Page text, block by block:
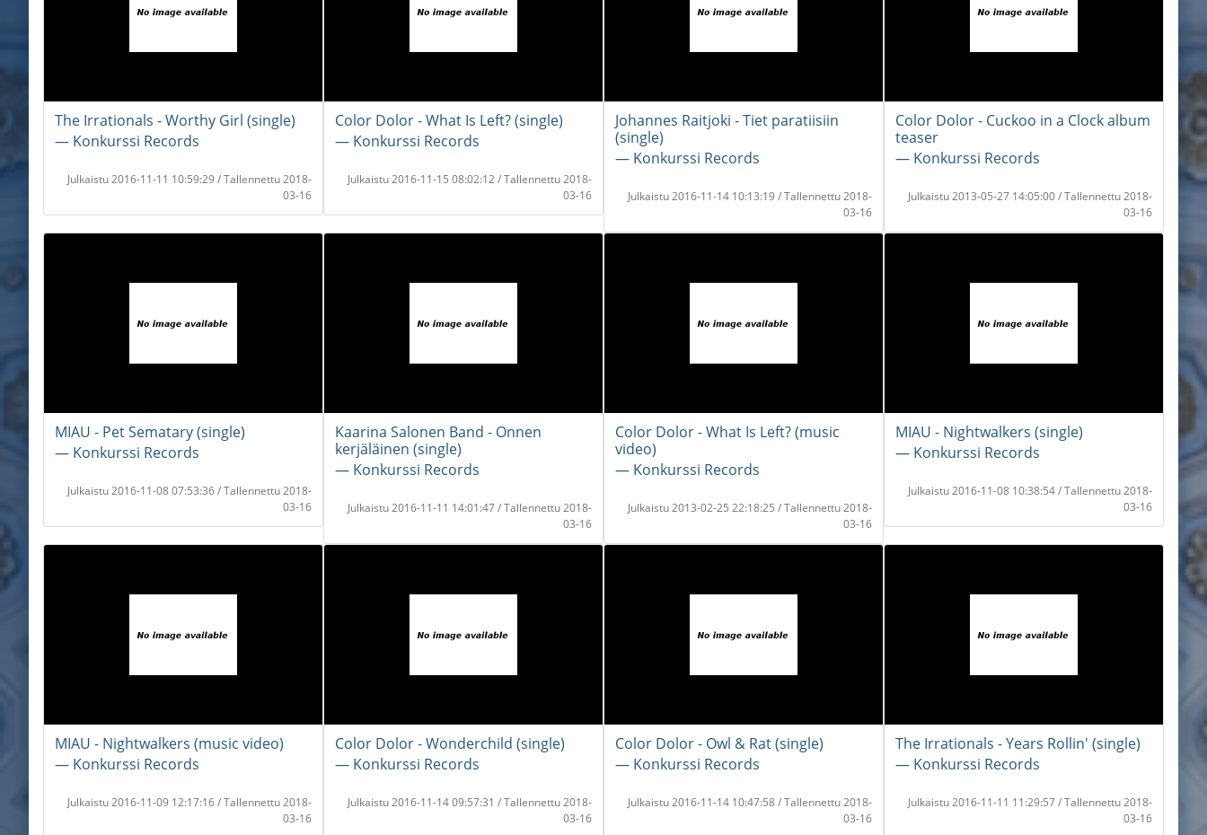
The Irrationals - Worthy Girl (single)
― Konkurssi Records
Julkaistu 2016-11-11 10:59:29 / Tallennettu 2018-
03-16
Color Dolor - What Is Left? (single)
― Konkurssi Records
Julkaistu 2016-11-15 08:02:12 / Tallennettu 2018-
03-16
Johannes Raitjoki - Tiet paratiisiin
(single)
― Konkurssi Records
Julkaistu 2016-11-14 10:13:19 / Tallennettu 2018-
03-16
Color Dolor - Cuckoo in a Clock album
teaser
― Konkurssi Records
Julkaistu 2013-05-27 14:05:00 / Tallennettu 2018-
03-16
MIAU - Pet Sematary (single)
― Konkurssi Records
Julkaistu 2016-11-08 07:53:36 / Tallennettu 2018-
03-16
Kaarina Salonen Band - Onnen
kerjäläinen (single)
― Konkurssi Records
Julkaistu 2016-11-11 14:01:47 / Tallennettu 2018-
03-16
Color Dolor - What Is Left? (music
video)
― Konkurssi Records
Julkaistu 2013-02-25 22:18:25 / Tallennettu 2018-
03-16
MIAU - Nightwalkers (single)
― Konkurssi Records
Julkaistu 2016-11-08 10:38:54 / Tallennettu 2018-
03-16
MIAU - Nightwalkers (music video)
― Konkurssi Records
Julkaistu 2016-11-09 12:17:16 / Tallennettu 2018-
03-16
Color Dolor - Wonderchild (single)
― Konkurssi Records
Julkaistu 2016-11-14 09:57:31 / Tallennettu 2018-
03-16
Color Dolor - Owl & Rat (single)
― Konkurssi Records
Julkaistu 2016-11-14 10:47:58 / Tallennettu 2018-
03-16
The Irrationals - Years Rollin' (single)
― Konkurssi Records
Julkaistu 2016-11-11 11:29:57 / Tallennettu 2018-
03-16